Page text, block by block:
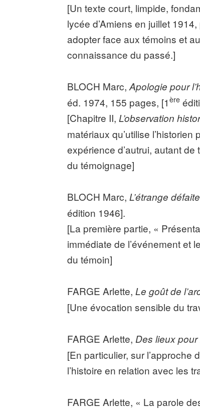
[Un texte court, limpide,
lycée d’Amiens en juillet
adopter face aux témoins et
connaissance du passé.]
BLOCH Marc,Apologie pour
éd. 1974, 155 pages, [1ère
[Chapitre II,L’observation
matériaux qu’utilise
expérience d’autrui, autant
du témoignage]
BLOCH Marc,L’étrange défaite
édition 1946].
[La première partie, «
immédiate de l’événement et
du témoin]
FARGE Arlette,Le goût de
[Une évocation sensible du
FARGE Arlette, Des lieux pour
[En particulier, sur l’approche
l’histoire en relation avec les
FARGE Arlette, « La parole